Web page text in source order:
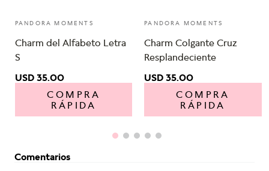
PANDORA MOMENTS
Charm del Alfabeto Letra
S
USD 35.00
COMPRA
RÁPIDA
PANDORA MOMENTS
Charm Colgante Cruz
Resplandeciente
USD 35.00
COMPRA
RÁPIDA
Comentarios